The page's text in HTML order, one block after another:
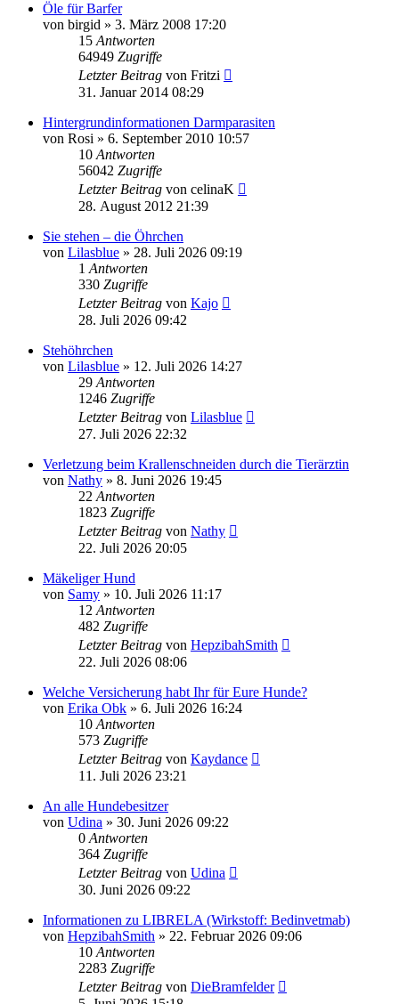
Öle für Barfer
von birgid » 3. März 2008 17:20
15 Antworten
64949 Zugriffe
Letzter Beitrag von Fritzi
31. Januar 2014 08:29
Hintergrundinformationen Darmparasiten
von Rosi » 6. September 2010 10:57
10 Antworten
56042 Zugriffe
Letzter Beitrag von celinaK
28. August 2012 21:39
Sie stehen – die Öhrchen
von Lilasblue » 28. Juli 2026 09:19
1 Antworten
330 Zugriffe
Letzter Beitrag von Kajo
28. Juli 2026 09:42
Stehöhrchen
von Lilasblue » 12. Juli 2026 14:27
29 Antworten
1246 Zugriffe
Letzter Beitrag von Lilasblue
27. Juli 2026 22:32
Verletzung beim Krallenschneiden durch die Tierärztin
von Nathy » 8. Juni 2026 19:45
22 Antworten
1823 Zugriffe
Letzter Beitrag von Nathy
22. Juli 2026 20:05
Mäkeliger Hund
von Samy » 10. Juli 2026 11:17
12 Antworten
482 Zugriffe
Letzter Beitrag von HepzibahSmith
22. Juli 2026 08:06
Welche Versicherung habt Ihr für Eure Hunde?
von Erika Obk » 6. Juli 2026 16:24
10 Antworten
573 Zugriffe
Letzter Beitrag von Kaydance
11. Juli 2026 23:21
An alle Hundebesitzer
von Udina » 30. Juni 2026 09:22
0 Antworten
364 Zugriffe
Letzter Beitrag von Udina
30. Juni 2026 09:22
Informationen zu LIBRELA (Wirkstoff: Bedinvetmab)
von HepzibahSmith » 22. Februar 2026 09:06
10 Antworten
2283 Zugriffe
Letzter Beitrag von DieBramfelder